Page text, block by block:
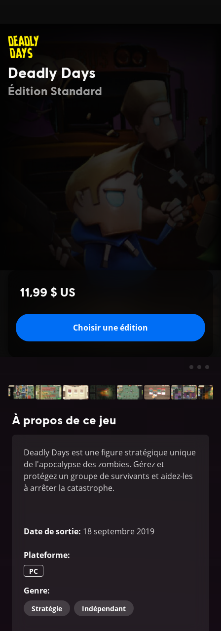
Deadly Days
Édition Standard
11,99 $ US
Choisir une édition
À propos de ce jeu
Deadly Days est une figure stratégique unique
de l'apocalypse des zombies. Gérez et
protégez un groupe de survivants et aidez-les
à arrêter la catastrophe.
Date de sortie: 18 septembre 2019
Plateforme:
PC
Genre:
Stratégie Indépendant